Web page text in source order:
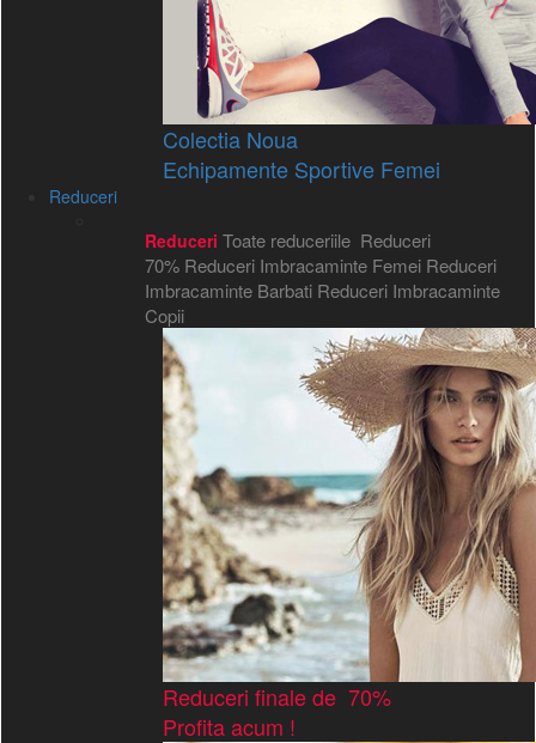
Colectia Noua
Echipamente Sportive Femei
Reduceri
Reduceri Toate reduceriile Reduceri
70% Reduceri Imbracaminte Femei Reduceri
Imbracaminte Barbati Reduceri Imbracaminte
Copii
Reduceri finale de 70%
Profita acum !